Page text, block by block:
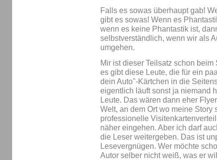
Falls es sowas überhaupt gab!
gibt es sowas! Wenn es
wenn es keine Phantastik ist,
selbstverständlich, wenn wir als
umgehen.
Mir ist dieser Teilsatz schon
es gibt diese Leute, die für ein
dein Auto"-Kärtchen in die
eigentlich läuft sonst ja niemand
Leute. Das wären dann eher
Welt, an dem Ort wo meine Story
professionelle
näher eingehen. Aber ich darf
die Leser weitergeben. Das ist
Lesevergnügen. Wer möchte
Autor selber nicht weiß, was er